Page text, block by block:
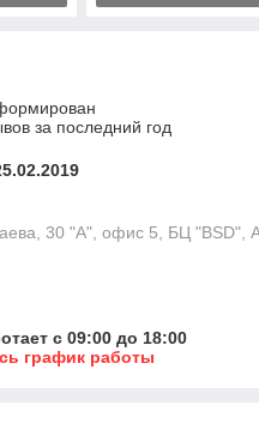
за последний год
30 "А", офис 5, БЦ "BSD",
с 09:00 до 18:00
график работы